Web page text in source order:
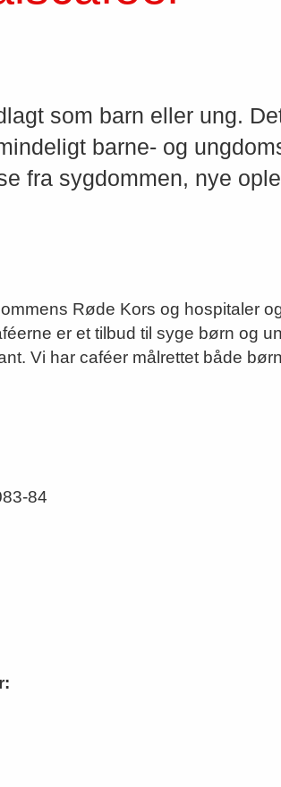
som barn eller ung.
barne- og
fra sygdommen, nye
Røde Kors og hospitaler
er et tilbud til syge børn og
Vi har caféer målrettet både
84